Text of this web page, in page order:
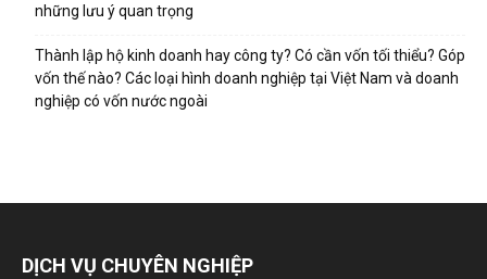
những lưu ý quan trọng
Thành lập hộ kinh doanh hay công ty? Có cần vốn tối thiểu? Góp
vốn thế nào? Các loại hình doanh nghiệp tại Việt Nam và doanh
nghiệp có vốn nước ngoài
DỊCH VỤ CHUYÊN NGHIỆP